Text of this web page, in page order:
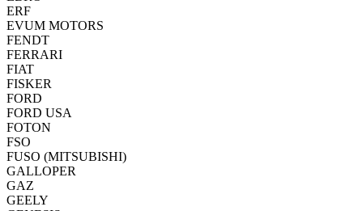
ERF
EVUM MOTORS
FENDT
FERRARI
FIAT
FISKER
FORD
FORD USA
FOTON
FSO
FUSO (MITSUBISHI)
GALLOPER
GAZ
GEELY